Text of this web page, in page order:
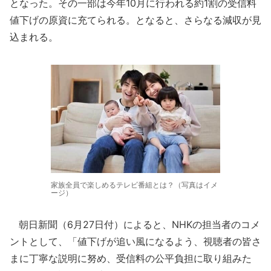
となった。その一部は今年10月に行われる約1割の受信料
値下げの原資に充てられる。となると、さらなる減収が見
込まれる。
家族全員で楽しめるテレビ番組とは？（写真はイメ
ージ）
朝日新聞（6月27日付）によると、NHKの担当者のコメ
ントとして、「値下げが追い風になるよう、視聴者の皆さ
まに丁寧な説明に努め、受信料の公平負担に取り組みた